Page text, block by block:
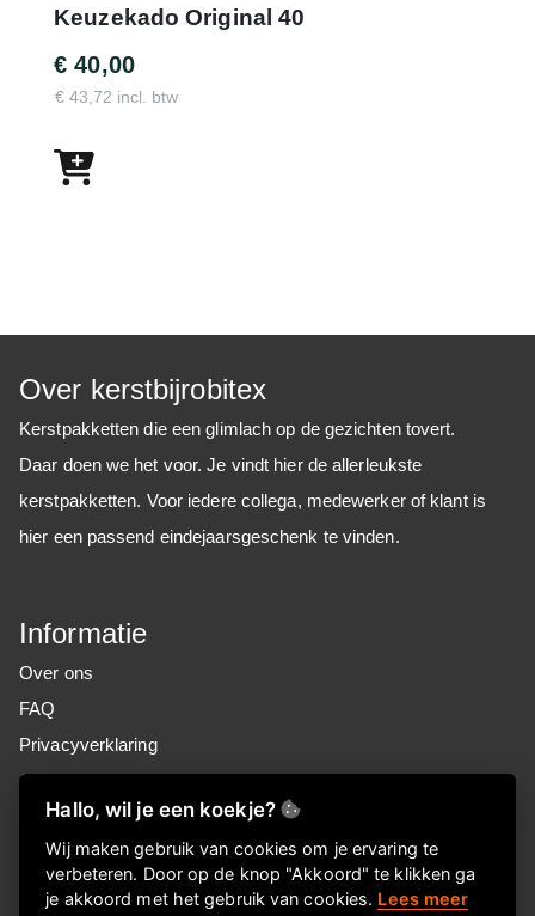
Keuzekado Original 40
€ 40,00
€ 43,72 incl. btw
Over kerstbijrobitex
Kerstpakketten die een glimlach op de gezichten tovert.
Daar doen we het voor. Je vindt hier de allerleukste
kerstpakketten. Voor iedere collega, medewerker of klant is
hier een passend eindejaarsgeschenk te vinden.
Informatie
Over ons
FAQ
Privacyverklaring
Contactgegevens
Nieuwsbrief
Meld je aan voor onze nieuwsbrief!
Hallo, wil je een koekje?
Wij maken gebruik van cookies om je ervaring te
verbeteren. Door op de knop "Akkoord" te klikken ga
je akkoord met het gebruik van cookies. Lees meer